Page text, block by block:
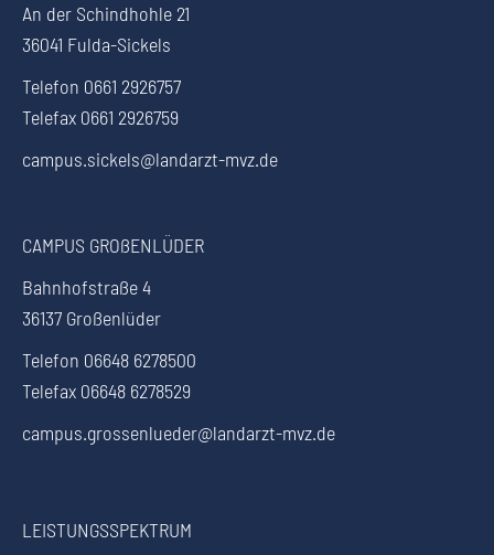
An der Schindhohle 21
36041 Fulda-Sickels
Telefon 0661 2926757
Telefax 0661 2926759
campus.sickels@landarzt-mvz.de
CAMPUS GROßENLÜDER
Bahnhofstraße 4
36137 Großenlüder
Telefon 06648 6278500
Telefax 06648 6278529
campus.grossenlueder@landarzt-mvz.de
LEISTUNGSSPEKTRUM